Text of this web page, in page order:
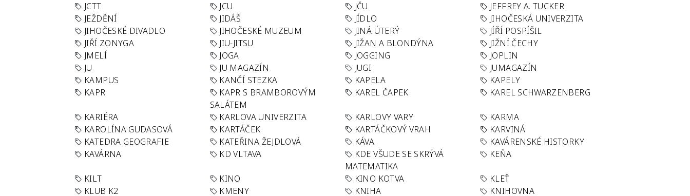
JCTT
JCU JČU
JEFFREY A. TUCKER
JEŽDĚNÍ
JIDÁŠ JÍDLO
JIHOČESKÁ UNIVERZITA
JIHOČESKÉ DIVADLO
JIHOČESKÉ MUZEUM JINÁ ÚTERÝ
JÍŘÍ POSPÍŠIL
JIŘÍ ZONYGA
JIU-JITSU JIŽAN A BLONDÝNA
JIŽNÍ ČECHY
JMELÍ
JOGA JOGGING
JOPLIN
JU
JU MAGAZÍN JUGI
JUMAGAZÍN
KAMPUS
KANČÍ STEZKA KAPELA
KAPELY
KAPR
KAPR S BRAMBOROVÝM
SALÁTEM
KAREL ČAPEK KAREL SCHWARZENBERG
KARIÉRA KARLOVA UNIVERZITA KARLOVY VARY
KARMA
KAROLÍNA GUDASOVÁ
KARTÁČEK KARTÁČKOVÝ VRAH
KARVINÁ
KATEDRA GEOGRAFIE
KATEŘINA ŽEJDLOVÁ KÁVA
KAVÁRENSKÉ HISTORKY
KAVÁRNA
KD VLTAVA
KDE VŠUDE SE SKRÝVÁ
MATEMATIKA
KEŇA
KILT KINO KINO KOTVA
KLEŤ
KLUB K2
KMENY KNIHA KNIHOVNA